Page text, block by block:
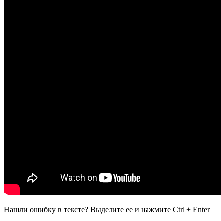
Нашли ошибку в тексте? Выделите ее и нажмите Ctrl + Enter